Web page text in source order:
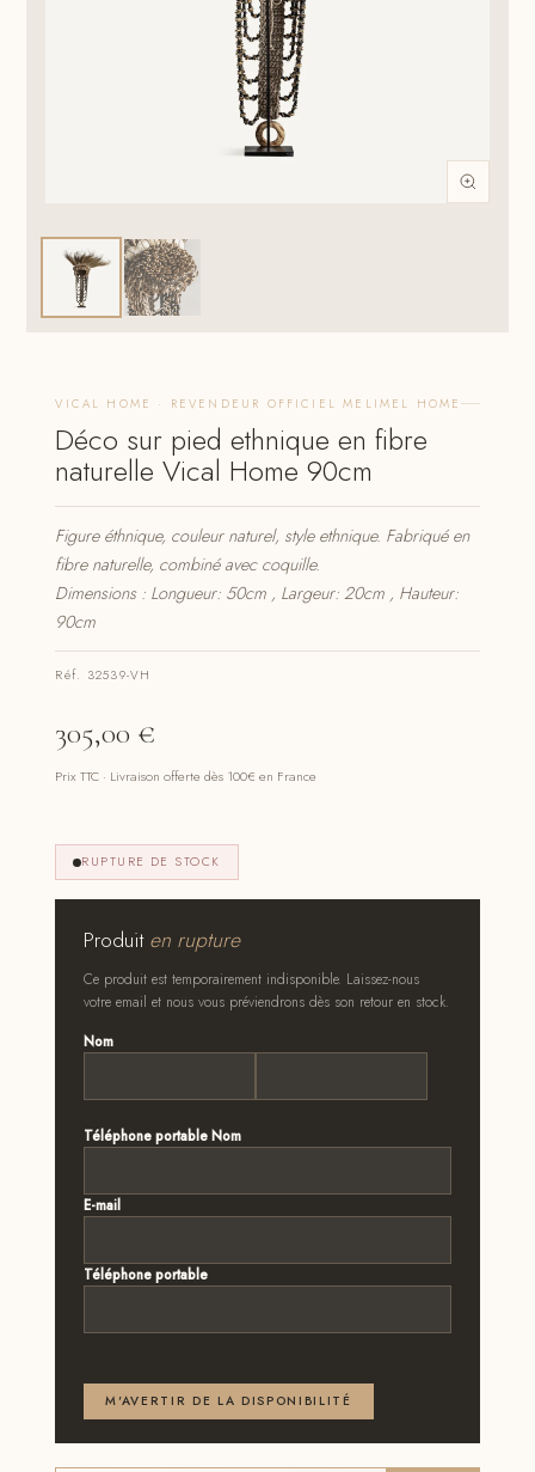
VICAL HOME · REVENDEUR OFFICIEL MELIMEL HOME
Déco sur pied ethnique en fibre
naturelle Vical Home 90cm
Figure éthnique, couleur naturel, style ethnique. Fabriqué en
fibre naturelle, combiné avec coquille.
Dimensions : Longueur: 50cm , Largeur: 20cm , Hauteur:
90cm
Réf. 32539-VH
305,00 €
Prix TTC · Livraison offerte dès 100€ en France
RUPTURE DE STOCK
Produiten rupture
Ce produit est temporairement indisponible. Laissez-nous
votre email et nous vous préviendrons dès son retour en stock.
Nom
Téléphone portable Nom
E-mail
Téléphone portable
M'AVERTIR DE LA DISPONIBILITÉ